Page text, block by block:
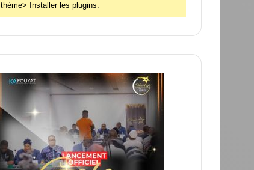
thème> Installer les plugins.